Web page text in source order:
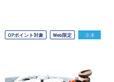
OPポイント対象 Web限定 冷凍